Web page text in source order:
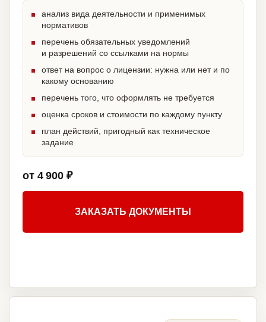
анализ вида деятельности и применимых
нормативов
перечень обязательных уведомлений
и разрешений со ссылками на нормы
ответ на вопрос о лицензии: нужна или нет и по
какому основанию
перечень того, что оформлять не требуется
оценка сроков и стоимости по каждому пункту
план действий, пригодный как техническое
задание
от 4 900 ₽
ЗАКАЗАТЬ ДОКУМЕНТЫ